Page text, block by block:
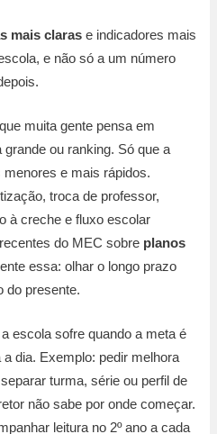
mais claras e indicadores mais
e não só a um número
muita gente pensa em
ou ranking. Só que a
e mais rápidos.
troca de professor,
à creche e fluxo escolar
do MEC sobre planos
essa: olhar o longo prazo
do presente.
escola sofre quando a meta é
a dia. Exemplo: pedir melhora
turma, série ou perfil de
não sabe por onde começar.
leitura no 2º ano a cada